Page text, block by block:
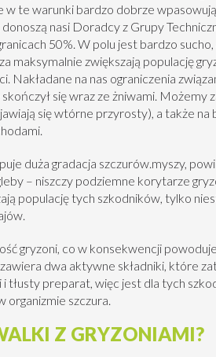
w te warunki bardzo dobrze
nasi Doradcy z Grupy
50%. W polu jest bardzo
maksymalnie zwiększają populację
Nakładane na nas ograniczenia
się wraz ze żniwami. Możemy
się wtórne przyrosty), a także na
duża gradacja szczurów.myszy,
– niszczy podziemne korytarze
populację tych szkodników, tylko
gryzoni, co w konsekwencji
dwa aktywne składniki, które
tłusty preparat, więc jest dla tych
szczura.
Z GRYZONIAMI?